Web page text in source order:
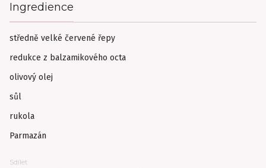
Ingredience
středně velké červené řepy
redukce z balzamikového octa
olivový olej
sůl
rukola
Parmazán
Sdílet